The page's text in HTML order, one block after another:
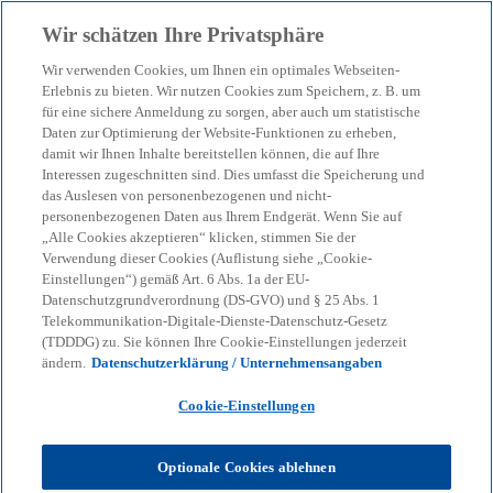
menu search
Sven Westphälinger
Wir schätzen Ihre Privatsphäre
Wir verwenden Cookies, um Ihnen ein optimales Webseiten-
Erlebnis zu bieten. Wir nutzen Cookies zum Speichern, z. B. um
für eine sichere Anmeldung zu sorgen, aber auch um statistische
Daten zur Optimierung der Website-Funktionen zu erheben,
damit wir Ihnen Inhalte bereitstellen können, die auf Ihre
Interessen zugeschnitten sind. Dies umfasst die Speicherung und
das Auslesen von personenbezogenen und nicht-
personenbezogenen Daten aus Ihrem Endgerät. Wenn Sie auf
„Alle Cookies akzeptieren“ klicken, stimmen Sie der
Verwendung dieser Cookies (Auflistung siehe „Cookie-
Einstellungen“) gemäß Art. 6 Abs. 1a der EU-
Datenschutzgrundverordnung (DS-GVO) und § 25 Abs. 1
Telekommunikation-Digitale-Dienste-Datenschutz-Gesetz
(TDDDG) zu. Sie können Ihre Cookie-Einstellungen jederzeit
ändern. Datenschutzerklärung / Unternehmensangaben
Cookie-Einstellungen
Optionale Cookies ablehnen